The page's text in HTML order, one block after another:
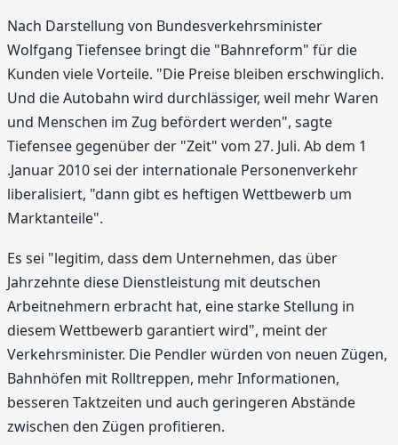
Nach Darstellung von Bundesverkehrsminister
Wolfgang Tiefensee bringt die "Bahnreform" für die
Kunden viele Vorteile. "Die Preise bleiben erschwinglich.
Und die Autobahn wird durchlässiger, weil mehr Waren
und Menschen im Zug befördert werden", sagte
Tiefensee gegenüber der "Zeit" vom 27. Juli. Ab dem 1
.Januar 2010 sei der internationale Personenverkehr
liberalisiert, "dann gibt es heftigen Wettbewerb um
Marktanteile".
Es sei "legitim, dass dem Unternehmen, das über
Jahrzehnte diese Dienstleistung mit deutschen
Arbeitnehmern erbracht hat, eine starke Stellung in
diesem Wettbewerb garantiert wird", meint der
Verkehrsminister. Die Pendler würden von neuen Zügen,
Bahnhöfen mit Rolltreppen, mehr Informationen,
besseren Taktzeiten und auch geringeren Abstände
zwischen den Zügen profitieren.